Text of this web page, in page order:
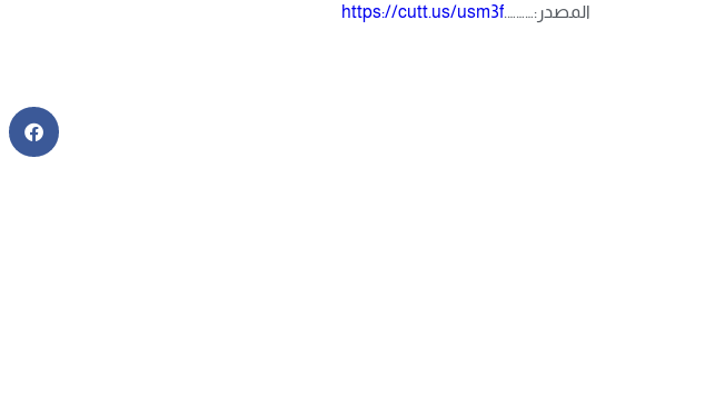
المصدر:……….https://cutt.us/usm3f